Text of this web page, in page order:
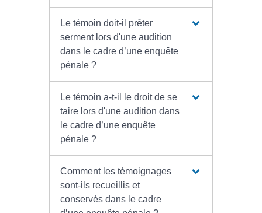
Le témoin doit-il prêter
serment lors d'une audition
dans le cadre d’une enquête
pénale ?
Le témoin a-t-il le droit de se
taire lors d'une audition dans
le cadre d’une enquête
pénale ?
Comment les témoignages
sont-ils recueillis et
conservés dans le cadre